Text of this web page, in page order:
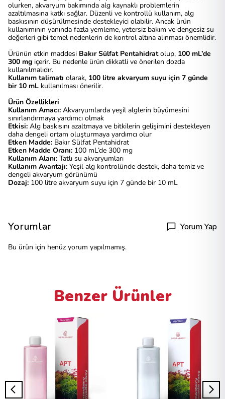
olurken, akvaryum bakımında alg kaynaklı problemlerin
azaltılmasına katkı sağlar. Düzenli ve kontrollü kullanım, alg
baskısının düşürülmesinde destekleyici olabilir. Ancak ürün
kullanımının yanında fazla yemleme, yetersiz bakım ve dengesiz su
değerleri gibi temel nedenlerin de kontrol altına alınması önemlidir.
Ürünün etkin maddesi Bakır Sülfat Pentahidratolup, 100 mL’de
300 mg içerir. Bu nedenle ürün dikkatli ve önerilen dozda
kullanılmalıdır.
Kullanım talimatı olarak, 100 litre akvaryum suyu için 7 günde
bir 10 mL kullanılması önerilir.
Ürün Özellikleri
Kullanım Amacı: Akvaryumlarda yeşil alglerin büyümesini
sınırlandırmaya yardımcı olmak
Etkisi: Alg baskısını azaltmaya ve bitkilerin gelişimini destekleyen
daha dengeli ortam oluşturmaya yardımcı olur
Etken Madde: Bakır Sülfat Pentahidrat
Etken Madde Oranı: 100 mL’de 300 mg
Kullanım Alanı: Tatlı su akvaryumları
Kullanım Avantajı: Yeşil alg kontrolünde destek, daha temiz ve
dengeli akvaryum görünümü
Dozaj: 100 litre akvaryum suyu için 7 günde bir 10 mL
Yorumlar Yorum Yap
Bu ürün için henüz yorum yapılmamış.
Benzer Ürünler